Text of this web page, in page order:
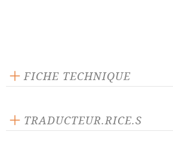
FICHE TECHNIQUE
Langue source : allemand
Nombre de personnages masculins : 2
TRADUCTEUR.RICE.S